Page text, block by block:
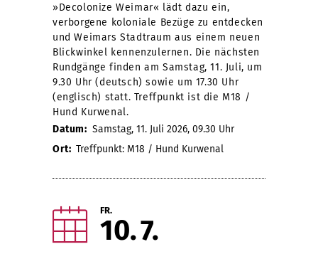
»Decolonize Weimar« lädt dazu ein,
verborgene koloniale Bezüge zu entdecken
und Weimars Stadtraum aus einem neuen
Blickwinkel kennenzulernen. Die nächsten
Rundgänge finden am Samstag, 11. Juli, um
9.30 Uhr (deutsch) sowie um 17.30 Uhr
(englisch) statt. Treffpunkt ist die M18 /
Hund Kurwenal.
Datum: Samstag, 11. Juli 2026, 09.30 Uhr
Ort: Treffpunkt: M18 / Hund Kurwenal
FR.
10 7